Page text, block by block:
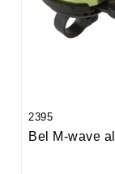
2395
Bel M-wave